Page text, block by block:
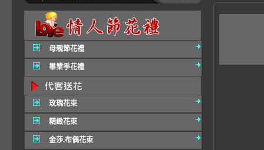
母親節花禮
畢業季花禮
玫瑰花束
精緻花束
金莎.布偶花束